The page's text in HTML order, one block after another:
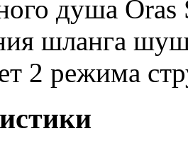
душа
шланга
2 режима